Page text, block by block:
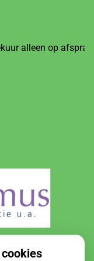
alleen op
van zorggroep